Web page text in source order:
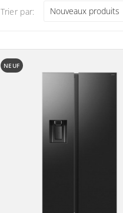
Trier par: Nouveaux produits
NEUF